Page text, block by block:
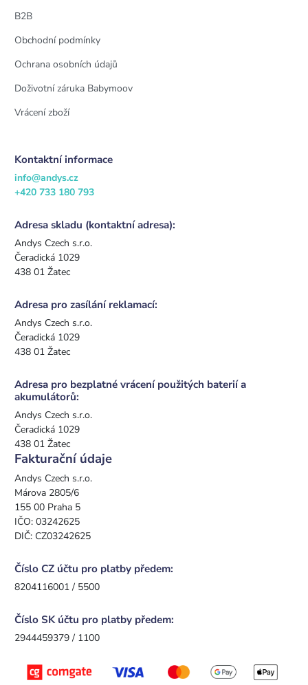
B2B
Obchodní podmínky
Ochrana osobních údajů
Doživotní záruka Babymoov
Vrácení zboží
Kontaktní informace
info@andys.cz
+420 733 180 793
Adresa skladu (kontaktní adresa):
Andys Czech s.r.o.
Čeradická 1029
438 01 Žatec
Adresa pro zasílání reklamací:
Andys Czech s.r.o.
Čeradická 1029
438 01 Žatec
Adresa pro bezplatné vrácení použitých baterií a
akumulátorů:
Andys Czech s.r.o.
Čeradická 1029
438 01 Žatec
Fakturační údaje
Andys Czech s.r.o.
Márova 2805/6
155 00 Praha 5
IČO: 03242625
DIČ: CZ03242625
Číslo CZ účtu pro platby předem:
8204116001 / 5500
Číslo SK účtu pro platby předem:
2944459379 / 1100